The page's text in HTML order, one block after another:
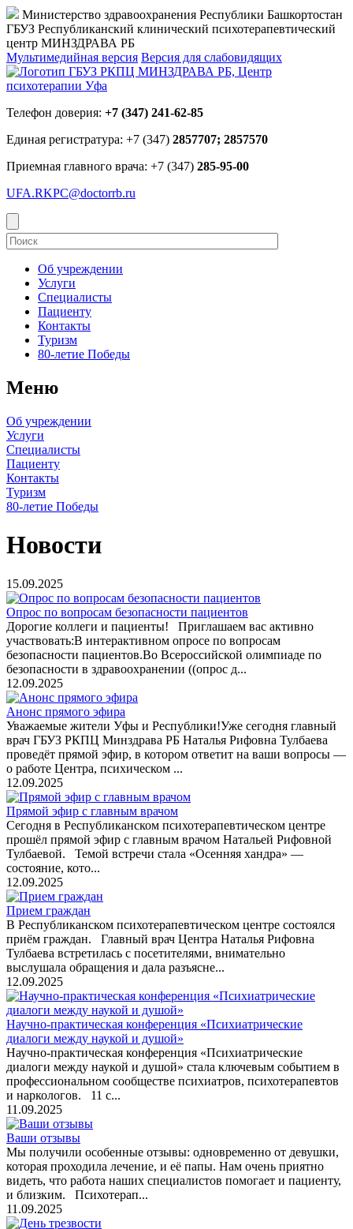
Министерство здравоохранения Республики Башкортостан
ГБУЗ Республиканский клинический психотерапевтический
центр МИНЗДРАВА РБ
Мультимедийная версия Версия для слабовидящих
Телефон доверия: +7 (347) 241-62-85
Единая регистратура: +7 (347) 2857707; 2857570
Приемная главного врача: +7 (347) 285-95-00
UFA.RKPC@doctorrb.ru
Об учреждении
Услуги
Специалисты
Пациенту
Контакты
Туризм
80-летие Победы
Меню
Об учреждении
Услуги
Специалисты
Пациенту
Контакты
Туризм
80-летие Победы
Новости
15.09.2025
Опрос по вопросам безопасности пациентов
Дорогие коллеги и пациенты! Приглашаем вас активно
участвовать:В интерактивном опросе по вопросам
безопасности пациентов.Во Всероссийской олимпиаде по
безопасности в здравоохранении ((опрос д...
12.09.2025
Анонс прямого эфира
Уважаемые жители Уфы и Республики!Уже сегодня главный
врач ГБУЗ РКПЦ Минздрава РБ Наталья Рифовна Тулбаева
проведёт прямой эфир, в котором ответит на ваши вопросы —
о работе Центра, психическом ...
12.09.2025
Прямой эфир с главным врачом
Сегодня в Республиканском психотерапевтическом центре
прошёл прямой эфир с главным врачом Натальей Рифовной
Тулбаевой. Темой встречи стала «Осенняя хандра» —
состояние, кото...
12.09.2025
Прием граждан
В Республиканском психотерапевтическом центре состоялся
приём граждан. Главный врач Центра Наталья Рифовна
Тулбаева встретилась с посетителями, внимательно
выслушала обращения и дала разъясне...
12.09.2025
Научно-практическая конференция «Психиатрические
диалоги между наукой и душой»
Научно-практическая конференция «Психиатрические
диалоги между наукой и душой» стала ключевым событием в
профессиональном сообществе психиатров, психотерапевтов
и наркологов. 11 с...
11.09.2025
Ваши отзывы
Мы получили особенные отзывы: одновременно от девушки,
которая проходила лечение, и её папы. Нам очень приятно
видеть, что работа наших специалистов помогает и пациенту,
и близким. Психотерап...
11.09.2025